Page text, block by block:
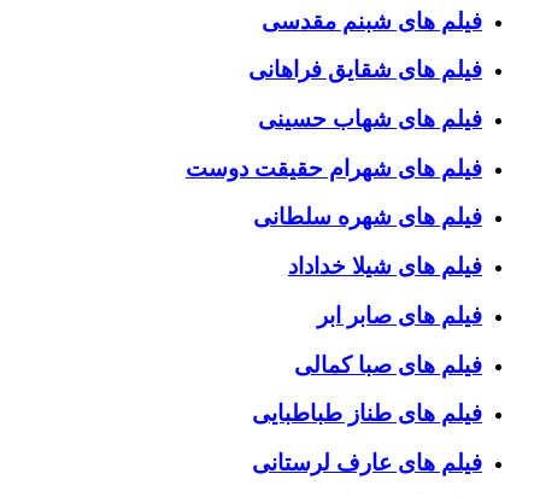
فیلم های شبنم مقدسی
فیلم های شقایق فراهانی
فیلم های شهاب حسینی
فیلم های شهرام حقیقت دوست
فیلم های شهره سلطانی
فیلم های شیلا خداداد
فیلم های صابر ابر
فیلم های صبا کمالی
فیلم های طناز طباطبایی
فیلم های عارف لرستانی